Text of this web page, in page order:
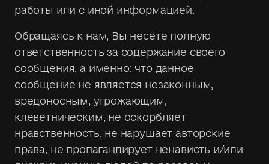
работы или с иной информацией.
Обращаясь к нам, Вы несёте полную
ответственность за содержание своего
сообщения, а именно: что данное
сообщение не является незаконным,
вредоносным, угрожающим,
клеветническим, не оскорбляет
нравственность, не нарушает авторские
права, не пропагандирует ненависть и/или